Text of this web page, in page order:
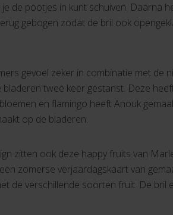
de pootjes in kunt schuiven.
gebogen zodat de bril ook
gevoel zeker in combinatie met de
twee keer gestanst. Deze
en flamingo heeft Anouk
op de bladeren.
zitten ook deze happy fruits van
zomerse verjaardagskaart van
de verschillende soorten fruit. De